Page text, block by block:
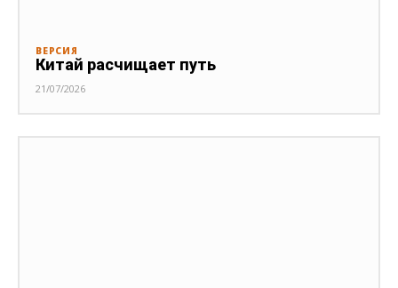
ВЕРСИЯ
Китай расчищает путь
21/07/2026